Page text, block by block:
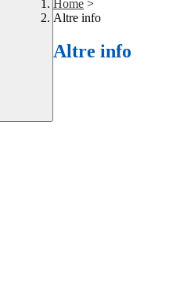
Home >
Altre info
Altre info